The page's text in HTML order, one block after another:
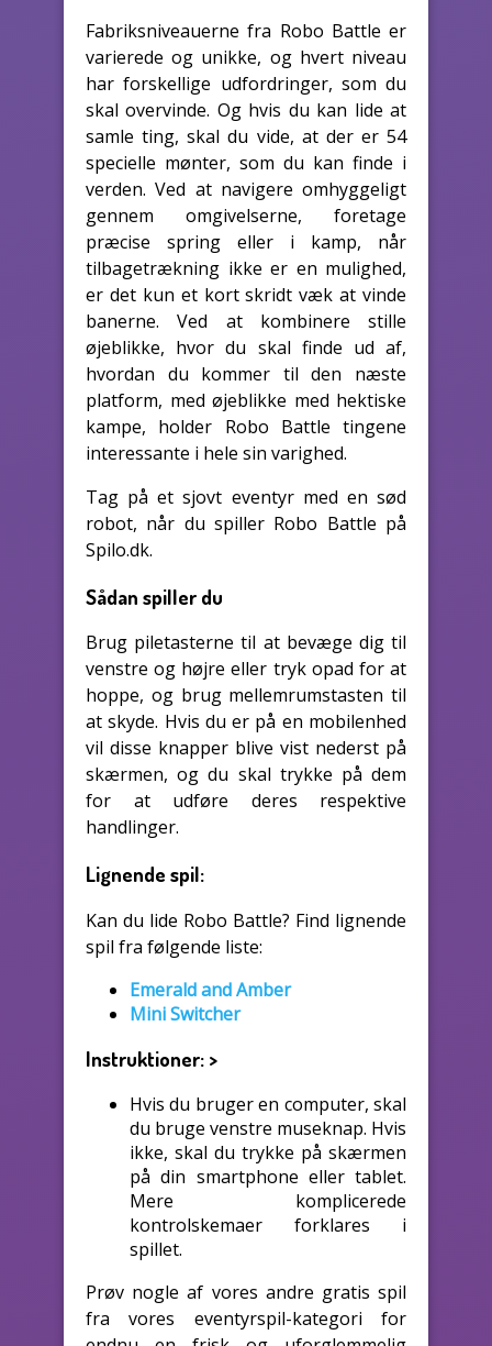
Fabriksniveauerne fra Robo Battle er
varierede og unikke, og hvert niveau
har forskellige udfordringer, som du
skal overvinde. Og hvis du kan lide at
samle ting, skal du vide, at der er 54
specielle mønter, som du kan finde i
verden. Ved at navigere omhyggeligt
gennem omgivelserne, foretage
præcise spring eller i kamp, når
tilbagetrækning ikke er en mulighed,
er det kun et kort skridt væk at vinde
banerne. Ved at kombinere stille
øjeblikke, hvor du skal finde ud af,
hvordan du kommer til den næste
platform, med øjeblikke med hektiske
kampe, holder Robo Battle tingene
interessante i hele sin varighed.
Tag på et sjovt eventyr med en sød
robot, når du spiller Robo Battle på
Spilo.dk.
Sådan spiller du
Brug piletasterne til at bevæge dig til
venstre og højre eller tryk opad for at
hoppe, og brug mellemrumstasten til
at skyde. Hvis du er på en mobilenhed
vil disse knapper blive vist nederst på
skærmen, og du skal trykke på dem
for at udføre deres respektive
handlinger.
Lignende spil:
Kan du lide Robo Battle? Find lignende
spil fra følgende liste:
Emerald and Amber
Mini Switcher
Instruktioner: >
Hvis du bruger en computer, skal
du bruge venstre museknap. Hvis
ikke, skal du trykke på skærmen
på din smartphone eller tablet.
Mere komplicerede
kontrolskemaer forklares i
spillet.
Prøv nogle af vores andre gratis spil
fra vores eventyrspil-kategori for